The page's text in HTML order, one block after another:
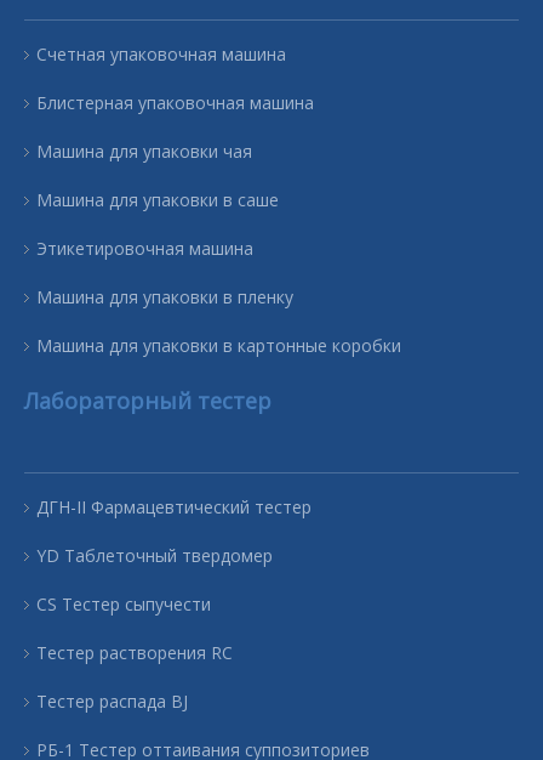
Счетная упаковочная машина
Блистерная упаковочная машина
Машина для упаковки чая
Машина для упаковки в саше
Этикетировочная машина
Машина для упаковки в пленку
Машина для упаковки в картонные коробки
Лабораторный тестер
ДГН-II Фармацевтический тестер
YD Таблеточный твердомер
CS Тестер сыпучести
Тестер растворения RC
Тестер распада BJ
РБ-1 Тестер оттаивания суппозиториев